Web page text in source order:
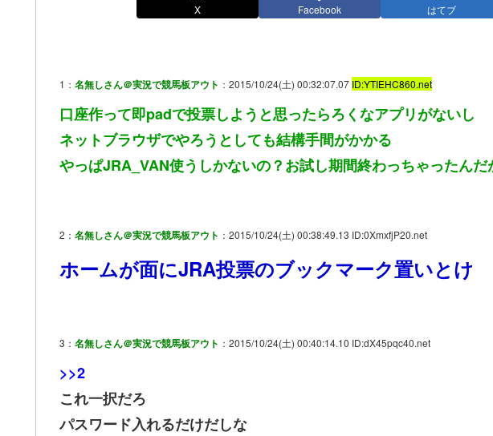
X Facebook はてブ
1： 名無しさん＠実況で競馬板アウト ：2015/10/24(土) 00:32:07.07 ID:YTIEHC860.net
口座作って即padで投票しようと思ったらろくなアプリがないし
ネットブラウザでやろうとしても結構手間がかかる
やっぱJRA_VAN使うしかないの？お試し期間終わっちゃったんだ
2： 名無しさん＠実況で競馬板アウト ：2015/10/24(土) 00:38:49.13 ID:0XmxfjP20.net
ホームが面にJRA投票のブックマーク置いとけ
3： 名無しさん＠実況で競馬板アウト ：2015/10/24(土) 00:40:14.10 ID:dX45pqc40.net
>>2
これ一択だろ
パスワード入れるだけだしな